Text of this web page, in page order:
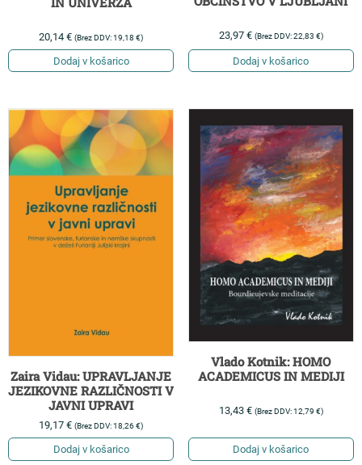
20,14€ (Brez DDV:19,18€)
Dodaj v košarico
23,97 € (Brez DDV:22,83 €)
Dodaj v košarico
Zaira Vidau: UPRAVLJANJE
JEZIKOVNE RAZLIČNOSTI V
JAVNI UPRAVI
19,17€ (Brez DDV:18,26€)
Dodaj v košarico
Vlado Kotnik: HOMO
ACADEMICUS IN MEDIJI
13,43 € (Brez DDV:12,79 €)
Dodaj v košarico